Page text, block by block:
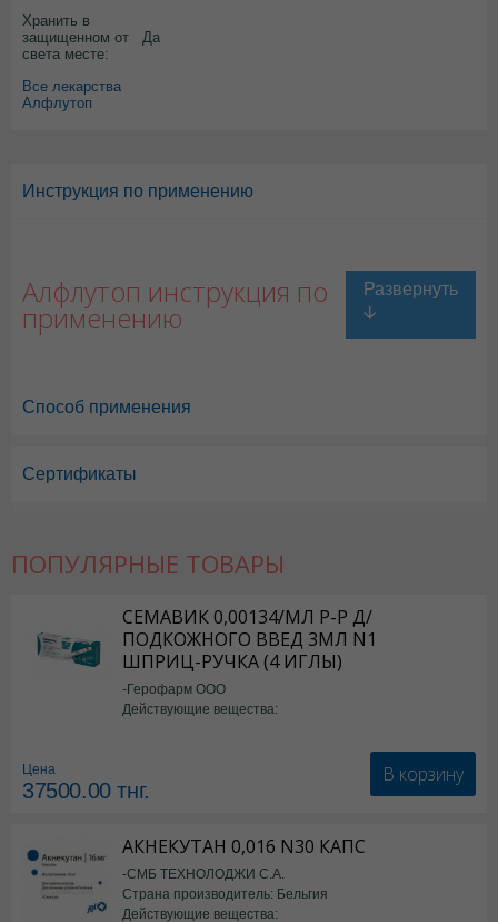
Хранить в
защищенном от
света месте:
Да
Все лекарства
Алфлутоп
Инструкция по применению
Алфлутоп инструкция по
применению
Способ применения
Сертификаты
ПОПУЛЯРНЫЕ ТОВАРЫ
СЕМАВИК 0,00134/МЛ Р-Р Д/
ПОДКОЖНОГО ВВЕД 3МЛ N1
ШПРИЦ-РУЧКА (4 ИГЛЫ)
-Герофарм ООО
Действующие вещества:
Цена
37500.00тнг.
В корзину
АКНЕКУТАН 0,016 N30 КАПС
-СМБ ТЕХНОЛОДЖИ С.А.
Страна производитель: Бельгия
Действующие вещества: